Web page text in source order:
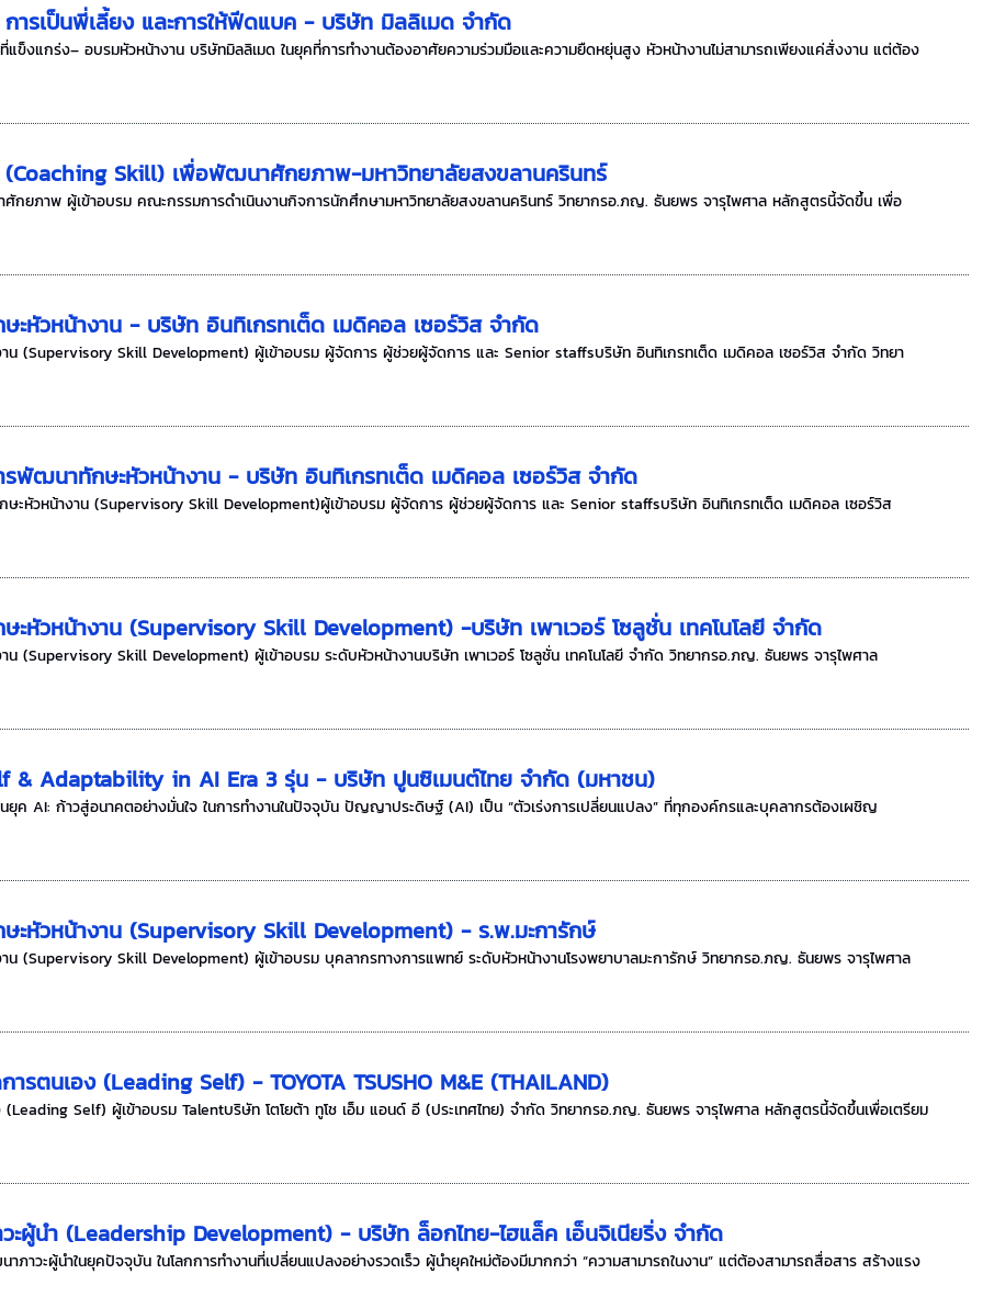
ารเป็นพี่เลี้ยง และการให้ฟีดแบค - บริษัท มิลลิเมด จำกัด
ข็งแกร่ง– อบรมหัวหน้างาน บริษัทมิลลิเมด ในยุคที่การทำงานต้องอาศัยความร่วมมือและความยืดหยุ่นสูง หัวหน้างานไม่สามารถเพียงแค่สั่งงาน แต่ต้อง
(Coaching Skill) เพื่อพัฒนาศักยภาพ-มหาวิทยาลัยสงขลานครินทร์
กยภาพ ผู้เข้าอบรม คณะกรรมการดำเนินงานกิจการนักศึกษามหาวิทยาลัยสงขลานครินทร์ วิทยากรอ.ภญ. ธันยพร จารุไพศาล หลักสูตรนี้จัดขึ้น เพื่อ
หัวหน้างาน - บริษัท อินทิเกรทเต็ด เมดิคอล เซอร์วิส จำกัด
(Supervisory Skill Development) ผู้เข้าอบรม ผู้จัดการ ผู้ช่วยผู้จัดการ และ Senior staffsบริษัท อินทิเกรทเต็ด เมดิคอล เซอร์วิส จำกัด วิทยา
พัฒนาทักษะหัวหน้างาน - บริษัท อินทิเกรทเต็ด เมดิคอล เซอร์วิส จำกัด
ะหัวหน้างาน (Supervisory Skill Development)ผู้เข้าอบรม ผู้จัดการ ผู้ช่วยผู้จัดการ และ Senior staffsบริษัท อินทิเกรทเต็ด เมดิคอล เซอร์วิส
หัวหน้างาน (Supervisory Skill Development) -บริษัท เพาเวอร์ โซลูชั่น เทคโนโลยี จำกัด
(Supervisory Skill Development) ผู้เข้าอบรม ระดับหัวหน้างานบริษัท เพาเวอร์ โซลูชั่น เทคโนโลยี จำกัด วิทยากรอ.ภญ. ธันยพร จารุไพศาล
& Adaptability in AI Era 3 รุ่น - บริษัท ปูนซิเมนต์ไทย จำกัด (มหาชน)
นยุค AI: ก้าวสู่อนาคตอย่างมั่นใจ ในการทำงานในปัจจุบัน ปัญญาประดิษฐ์ (AI) เป็น “ตัวเร่งการเปลี่ยนแปลง” ที่ทุกองค์กรและบุคลากรต้องเผชิญ
หัวหน้างาน (Supervisory Skill Development) - ร.พ.มะการักษ์
(Supervisory Skill Development) ผู้เข้าอบรม บุคลากรทางการแพทย์ ระดับหัวหน้างานโรงพยาบาลมะการักษ์ วิทยากรอ.ภญ. ธันยพร จารุไพศาล
รตนเอง (Leading Self) - TOYOTA TSUSHO M&E (THAILAND)
Self) ผู้เข้าอบรม Talentบริษัท โตโยต้า ทูโช เอ็ม แอนด์ อี (ประเทศไทย) จำกัด วิทยากรอ.ภญ. ธันยพร จารุไพศาล หลักสูตรนี้จัดขึ้นเพื่อเตรียม
ผู้นำ (Leadership Development) - บริษัท ล็อกไทย-ไฮแล็ค เอ็นจิเนียริ่ง จำกัด
วะผู้นำในยุคปัจจุบัน ในโลกการทำงานที่เปลี่ยนแปลงอย่างรวดเร็ว ผู้นำยุคใหม่ต้องมีมากกว่า “ความสามารถในงาน” แต่ต้องสามารถสื่อสาร สร้างแรง